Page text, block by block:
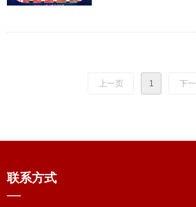
上一页 1 下
联系方式
—